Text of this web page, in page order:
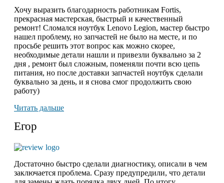
Хочу выразить благодарность работникам Fortis,
прекрасная мастерская, быстрый и качественный
ремонт! Сломался ноутбук Lenovo Legion, мастер быстро
нашел проблему, но запчастей не было на месте, и по
просьбе решить этот вопрос как можно скорее,
необходимые детали нашли и привезли буквально за 2
дня , ремонт был сложным, поменяли почти всю цепь
питания, но после доставки запчастей ноутбук сделали
буквально за день, и я снова смог продолжить свою
работу)
Читать дальше
Егор
Достаточно быстро сделали диагностику, описали в чем
заключается проблема. Сразу предупредили, что детали